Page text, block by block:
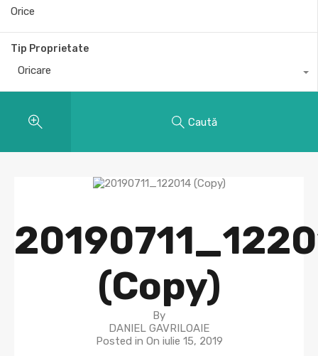
Tip Proprietate
Oricare
Caută
(Copy)
By
DANIEL GAVRILOAIE
Posted in On iulie 15, 2019